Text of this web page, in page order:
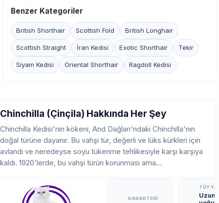
Benzer Kategoriler
British Shorthair Scottish Fold British Longhair
Scottish Straight İran Kedisi Exotic Shorthair Tekir
Siyam Kedisi Oriental Shorthair Ragdoll Kedisi
Chinchilla (Çinçila) Hakkında Her Şey
Chinchilla Kedisi'nin kökeni, And Dağları'ndaki Chinchilla'nın
doğal türüne dayanır. Bu vahşi tür, değerli ve lüks kürkleri için
avlandı ve neredeyse soyu tükenme tehlikesiyle karşı karşıya
kaldı. 1920'lerde, bu vahşi türün korunması ama...
KARAKTERI
TÜY
Uzun,